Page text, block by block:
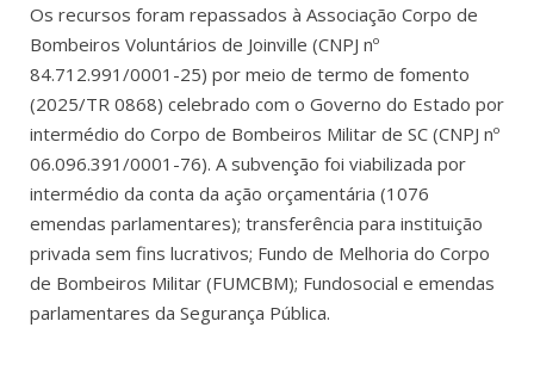
Os recursos foram repassados à Associação Corpo de
Bombeiros Voluntários de Joinville (CNPJ nº
84.712.991/0001-25) por meio de termo de fomento
(2025/TR 0868) celebrado com o Governo do Estado por
intermédio do Corpo de Bombeiros Militar de SC (CNPJ nº
06.096.391/0001-76). A subvenção foi viabilizada por
intermédio da conta da ação orçamentária (1076
emendas parlamentares); transferência para instituição
privada sem fins lucrativos; Fundo de Melhoria do Corpo
de Bombeiros Militar (FUMCBM); Fundosocial e emendas
parlamentares da Segurança Pública.